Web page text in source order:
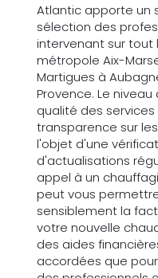
Atlantic apporte un
sélection des
intervenant sur tout
métropole Aix-
Martigues à
Provence. Le
qualité des
transparence sur
l'objet d'une
d'actualisations
appel à un
peut vous
sensiblement la
votre nouvelle
des aides
accordées que